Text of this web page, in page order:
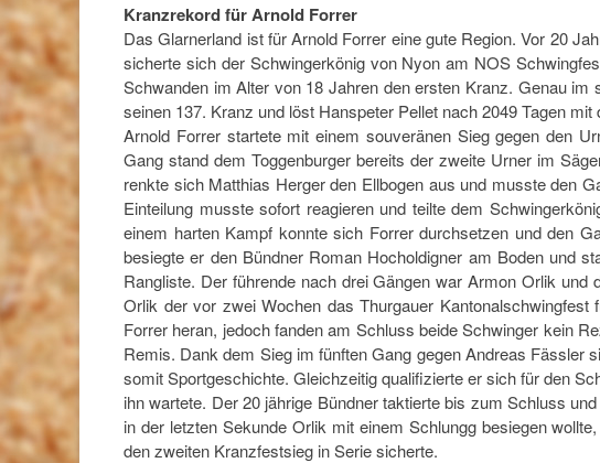
Kranzrekord für Arnold Forrer
Das Glarnerland ist für Arnold Forrer eine gute Region. Vor 20
sicherte sich der Schwingerkönig von Nyon am NOS
Schwanden im Alter von 18 Jahren den ersten Kranz. Genau
seinen 137. Kranz und löst Hanspeter Pellet nach 2049 Tagen
Arnold Forrer startete mit einem souveränen Sieg gegen den
Gang stand dem Toggenburger bereits der zweite Urner im
renkte sich Matthias Herger den Ellbogen aus und musste den
Einteilung musste sofort reagieren und teilte dem
einem harten Kampf konnte sich Forrer durchsetzen und den
besiegte er den Bündner Roman Hocholdigner am Boden und
Rangliste. Der führende nach drei Gängen war Armon Orlik
Orlik der vor zwei Wochen das Thurgauer
Forrer heran, jedoch fanden am Schluss beide Schwinger kein
Remis. Dank dem Sieg im fünften Gang gegen Andreas Fässler
somit Sportgeschichte. Gleichzeitig qualifizierte er sich für den
ihn wartete. Der 20 jährige Bündner taktierte bis zum Schluss
in der letzten Sekunde Orlik mit einem Schlungg besiegen
den zweiten Kranzfestsieg in Serie sicherte.